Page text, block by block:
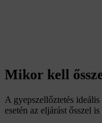
Mikor kell
A gyepszellőztetés
esetén az eljárást ősszel